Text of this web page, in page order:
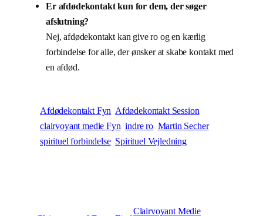
Er afdødekontakt kun for dem, der søger
afslutning?
Nej, afdødekontakt kan give ro og en kærlig
forbindelse for alle, der ønsker at skabe kontakt med
en afdød.
Afdødekontakt Fyn Afdødekontakt Session
clairvoyant medie Fyn indre ro Martin Secher
spirituel forbindelse Spirituel Vejledning
Clairvoyant Medie